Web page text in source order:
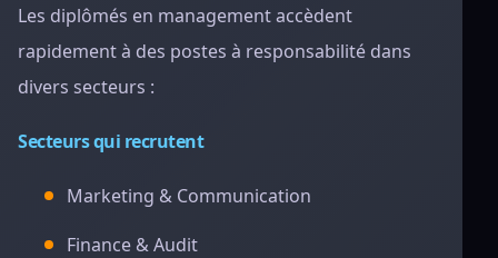
Les diplômés en management accèdent
rapidement à des postes à responsabilité dans
divers secteurs :
Secteurs qui recrutent
Marketing & Communication
Finance & Audit